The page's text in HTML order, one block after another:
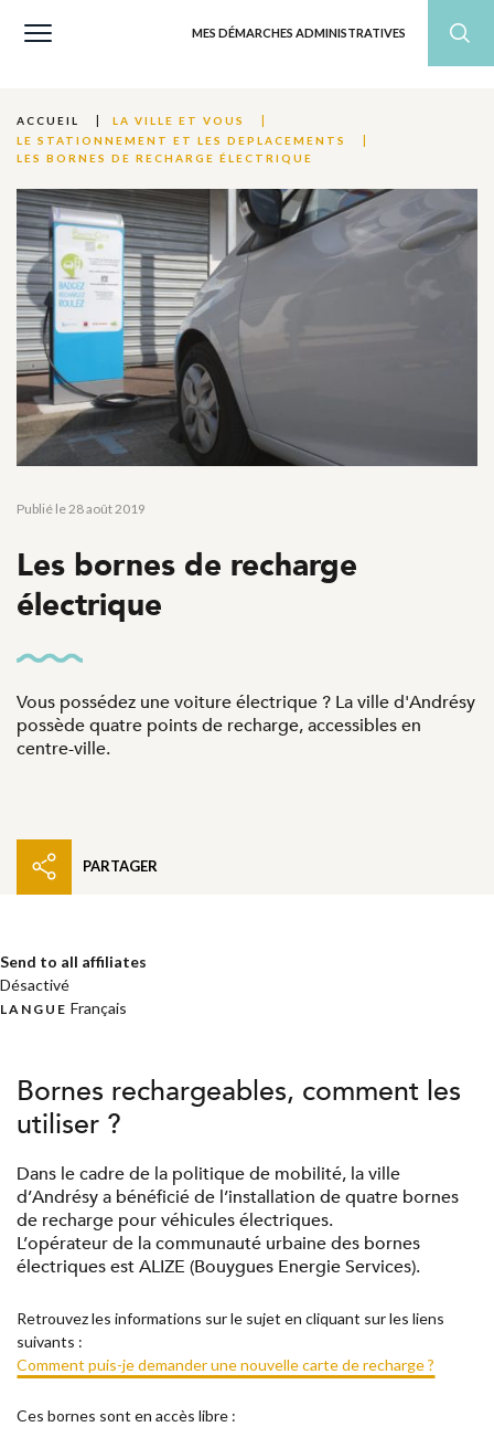
MES DÉMARCHES ADMINISTRATIVES
ACCUEIL
LA VILLE ET VOUS
LE STATIONNEMENT ET LES DEPLACEMENTS
LES BORNES DE RECHARGE ÉLECTRIQUE
Publié le 28 août 2019
Les bornes de recharge
électrique
Vous possédez une voiture électrique ? La ville d'Andrésy
possède quatre points de recharge, accessibles en
centre-ville.
PARTAGER
Send to all affiliates
Désactivé
LANGUE Français
Bornes rechargeables, comment les
utiliser ?
Dans le cadre de la politique de mobilité, la ville
d’Andrésy a bénéficié de l’installation de quatre bornes
de recharge pour véhicules électriques.
L’opérateur de la communauté urbaine des bornes
électriques est ALIZE (Bouygues Energie Services).
Retrouvez les informations sur le sujet en cliquant sur les liens
suivants :
Comment puis-je demander une nouvelle carte de recharge ?
Ces bornes sont en accès libre :